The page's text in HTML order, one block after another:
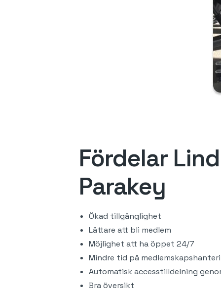
Fördelar
Parakey
Ökad tillgänglighet
Lättare att bli medlem
Möjlighet att ha öppet 24/7
Mindre tid på
Automatisk accesstilldelning
Bra översikt